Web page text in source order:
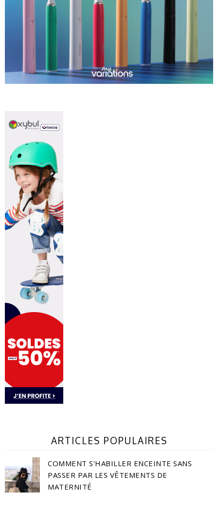
ARTICLES POPULAIRES
COMMENT S'HABILLER ENCEINTE SANS
PASSER PAR LES VÊTEMENTS DE
MATERNITÉ